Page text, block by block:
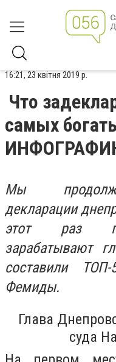
16:21, 23 квітня 2019 р.
Что
самых
Мы
декларации
этот раз
зарабатывают
составили
Фемиды.
Глава
суда